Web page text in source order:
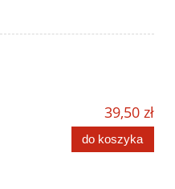
39,50 zł
do koszyka